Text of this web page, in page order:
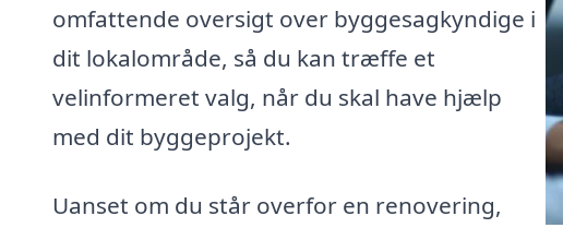
omfattende oversigt over byggesagkyndige i
dit lokalområde, så du kan træffe et
velinformeret valg, når du skal have hjælp
med dit byggeprojekt.
Uanset om du står overfor en renovering,